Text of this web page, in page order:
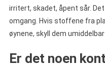
irritert, skadet, åpent sår.
omgang. Hvis stoffene fra
øynene, skyll dem
Er det noen